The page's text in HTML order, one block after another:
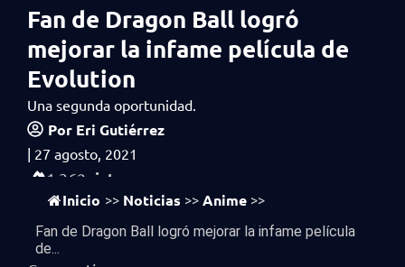
Fan de Dragon Ball logró
mejorar la infame película de
Evolution
Una segunda oportunidad.
Por Eri Gutiérrez
| 27 agosto, 2021
1,362 vistas
Inicio >> Noticias >> Anime >>
Fan de Dragon Ball logró mejorar la infame película
de...